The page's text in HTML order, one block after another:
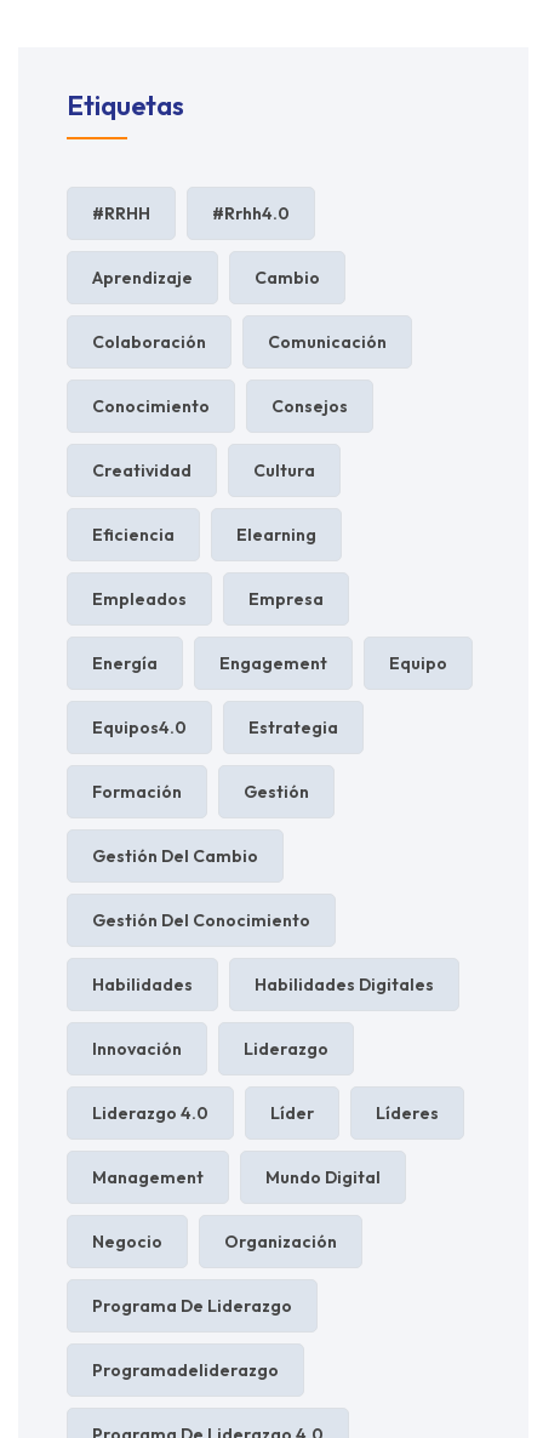
Etiquetas
#RRHH #rrhh4.0
Aprendizaje Cambio
Colaboración Comunicación
Conocimiento Consejos
Creatividad Cultura
Eficiencia Elearning
Empleados Empresa
Energía Engagement Equipo
Equipos4.0 Estrategia
Formación Gestión
Gestión Del Cambio
Gestión Del Conocimiento
Habilidades Habilidades Digitales
Innovación Liderazgo
Liderazgo 4.0 Líder Líderes
Management Mundo Digital
Negocio Organización
Programa De Liderazgo
Programadeliderazgo